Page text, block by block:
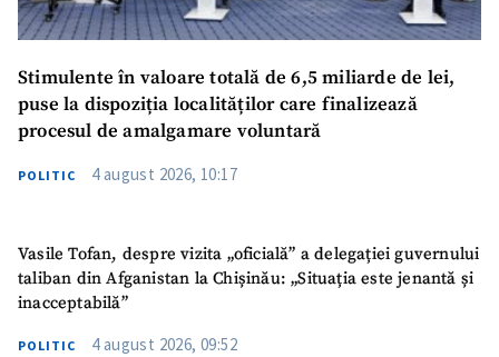
Stimulente în valoare totală de 6,5 miliarde de lei,
puse la dispoziția localităților care finalizează
procesul de amalgamare voluntară
POLITIC 4 august 2026, 10:17
Vasile Tofan, despre vizita „oficială” a delegației guvernului
taliban din Afganistan la Chișinău: „Situația este jenantă și
inacceptabilă”
POLITIC 4 august 2026, 09:52